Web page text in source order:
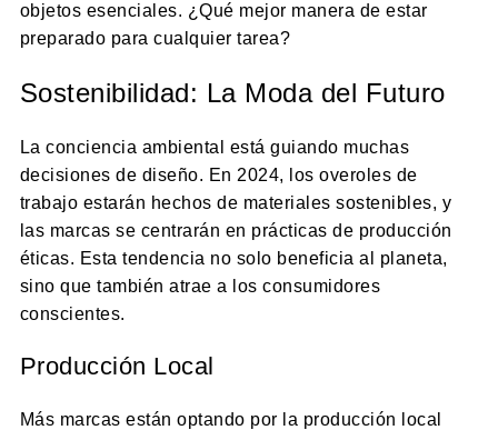
objetos esenciales. ¿Qué mejor manera de estar
preparado para cualquier tarea?
Sostenibilidad: La Moda del Futuro
La conciencia ambiental está guiando muchas
decisiones de diseño. En 2024, los overoles de
trabajo estarán hechos de materiales sostenibles, y
las marcas se centrarán en prácticas de producción
éticas. Esta tendencia no solo beneficia al planeta,
sino que también atrae a los consumidores
conscientes.
Producción Local
Más marcas están optando por la producción local